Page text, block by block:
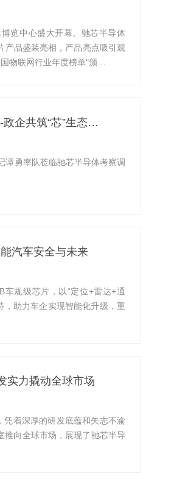
览中心盛大开幕。驰芯半导体
产品盛装亮相，产品亮点吸引观
物联网行业年度榜单"颁…
企共筑“芯”生态…
谭勇率队莅临驰芯半导体考察调
汽车安全与未来
规级芯片，以“定位+雷达+通
，助力车企实现智能化升级，重
实力撬动全球市场
凭着深厚的研发底蕴和矢志不渝
推向全球市场，展现了驰芯半导